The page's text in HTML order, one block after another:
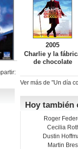
2005
Charlie y la
de chocolate
Ver más de "Un día
Hoy también
Roger
Cecilia
Dustin
Martin